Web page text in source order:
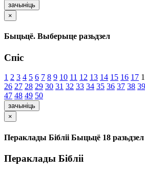
зачыніць
×
Быцьцё. Выберыце разьдзел
Спіс
1 2 3 4 5 6 7 8 9 10 11 12 13 14 15 16 17
26 27 28 29 30 31 32 33 34 35 36 37 38 39
47 48 49 50
зачыніць
×
Пераклады Бібліі Быцьцё 18 разьдзел
Пераклады Бібліі